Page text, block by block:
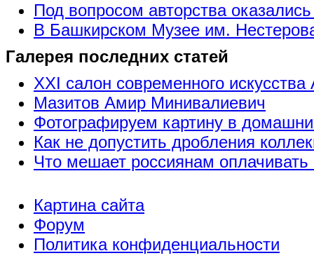
Под вопросом авторства
В Башкирском Музее им.
Галерея последних статей
XXI салон современного искусства
Мазитов Амир Минивалиевич
Фотографируем картину в
Как не допустить дробления
Что мешает россиянам
Картина сайта
Форум
Политика конфиденциальности